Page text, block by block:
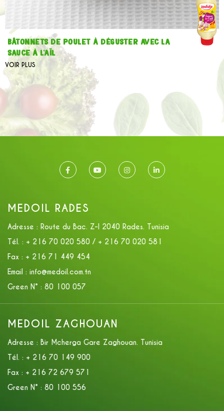
Bâtonnets de poulet à déguster avec la
sauce à l'aïl
VOIR PLUS
MEDOIL RADES
Adresse : Route du Bac. Z-I 2040 Rades. Tunisia
Tél. : + 216 70 020 580 / + 216 70 020 581
Fax : + 216 71 449 454
Email : info@medoil.com.tn
Green N° : 80 100 057
MEDOIL ZAGHOUAN
Adresse : Bir Mcherga Gare Zaghouan. Tunisia
Tél. : + 216 70 149 900
Fax : + 216 72 679 571
Green N° : 80 100 556